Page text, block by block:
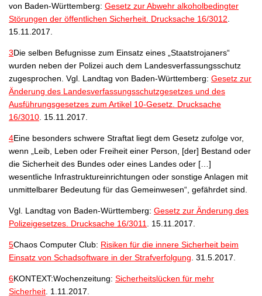
von Baden-Württemberg: Gesetz zur Abwehr alkoholbedingter
Störungen der öffentlichen Sicherheit. Drucksache 16/3012
15.11.2017.
3Die selben Befugnisse zum Einsatz eines „Staatstrojaners“
wurden neben der Polizei auch dem Landesverfassungsschutz
zugesprochen. Vgl. Landtag von Baden-Württemberg: Gesetz zur
Änderung des Landesverfassungsschutzgesetzes und des
Ausführungsgesetzes zum Artikel 10-Gesetz. Drucksache
16/3010 . 15.11.2017.
4Eine besonders schwere Straftat liegt dem Gesetz zufolge vor,
wenn „Leib, Leben oder Freiheit einer Person, [der] Bestand oder
die Sicherheit des Bundes oder eines Landes oder […]
wesentliche Infrastruktureinrichtungen oder sonstige Anlagen mit
unmittelbarer Bedeutung für das Gemeinwesen“, gefährdet sind.
Vgl. Landtag von Baden-Württemberg: Gesetz zur Änderung des
Polizeigesetzes. Drucksache 16/3011
. 15.11.2017.
5Chaos Computer Club: Risiken für die innere Sicherheit beim
Einsatz von Schadsoftware in der Strafverfolgung . 31.5.2017.
6KONTEXT:Wochenzeitung: Sicherheitslücken für mehr
Sicherheit . 1.11.2017.